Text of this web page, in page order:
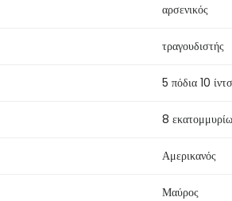
αρσενικός
τραγουδιστής
5 πόδια 10
8
Αμερικανός
Μαύρος